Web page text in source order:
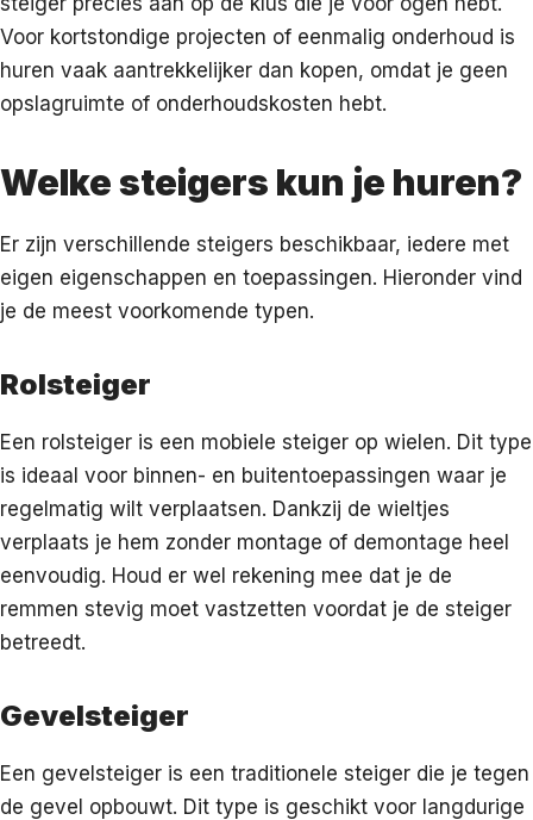
Voor kortstondige projecten of eenmalig onderhoud is
huren vaak aantrekkelijker dan kopen, omdat je geen
opslagruimte of onderhoudskosten hebt.
Welke steigers kun je huren?
Er zijn verschillende steigers beschikbaar, iedere met
eigen eigenschappen en toepassingen. Hieronder vind
je de meest voorkomende typen.
Rolsteiger
Een rolsteiger is een mobiele steiger op wielen. Dit type
is ideaal voor binnen- en buitentoepassingen waar je
regelmatig wilt verplaatsen. Dankzij de wieltjes
verplaats je hem zonder montage of demontage heel
eenvoudig. Houd er wel rekening mee dat je de
remmen stevig moet vastzetten voordat je de steiger
betreedt.
Gevelsteiger
Een gevelsteiger is een traditionele steiger die je tegen
de gevel opbouwt. Dit type is geschikt voor langdurige